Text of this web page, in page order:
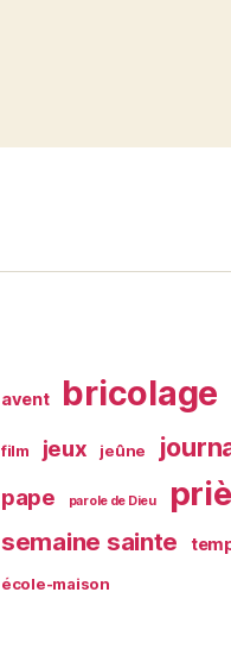
avent bricolage
film jeux jeûne
pape parole de Dieu
semaine sainte
école-maison